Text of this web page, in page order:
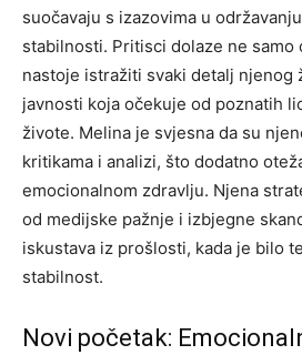
suočavaju s izazovima u
stabilnosti. Pritisci dolaze ne samo
nastoje istražiti svaki detalj njenog
javnosti koja očekuje od poznatih
živote. Melina je svjesna da su
kritikama i analizi, što dodatno
emocionalnom zdravlju. Njena
od medijske pažnje i izbjegne
iskustava iz prošlosti, kada je bilo
stabilnost.
Novi početak: